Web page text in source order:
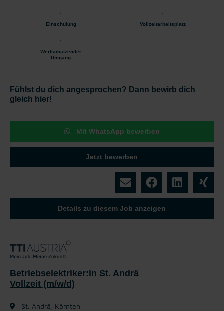
Einschulung Vollzeitarbeitsplatz
Wertschätzender
Umgang
Fühlst du dich angesprochen? Dann bewirb dich
gleich hier!
Mit WhatsApp bewerben
Jetzt bewerben
Details zu diesem Job anzeigen
Betriebselektriker:in St. Andrä
Vollzeit (m/w/d)
St. Andrä, Kärnten